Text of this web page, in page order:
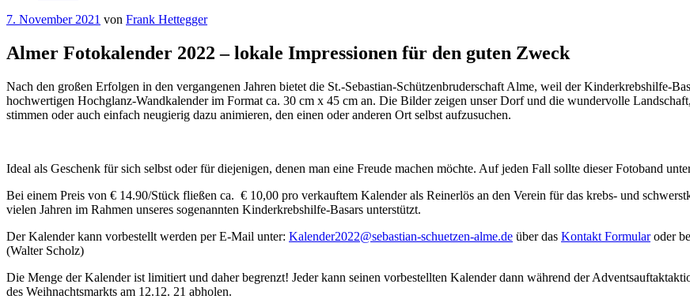
Veröffentlicht
7. November 2021 von Frank Hettegger
Almer Fotokalender 2022 – lokale Impressionen für den guten Zweck
Nach den großen Erfolgen in den vergangenen Jahren bietet die St.-Sebastian-Schützenbruderschaft Alme, weil der Kinderkrebshilfe-
hochwertigen Hochglanz-Wandkalender im Format ca. 30 cm x 45 cm an. Die Bilder zeigen unser Dorf und die wundervolle
stimmen oder auch einfach neugierig dazu animieren, den einen oder anderen Ort selbst aufzusuchen.
Ideal als Geschenk für sich selbst oder für diejenigen, denen man eine Freude machen möchte. Auf jeden Fall sollte dieser Fotoband
Bei einem Preis von € 14.90/Stück fließen ca. € 10,00 pro verkauftem Kalender als Reinerlös an den Verein für das krebs- und
vielen Jahren im Rahmen unseres sogenannten Kinderkrebshilfe-Basars unterstützt.
Der Kalender kann vorbestellt werden per E-Mail unter: Kalender2022@sebastian-schuetzen-alme.de über das Kontakt Formularoder
(Walter Scholz)
Die Menge der Kalender ist limitiert und daher begrenzt! Jeder kann seinen vorbestellten Kalender dann während der
des Weihnachtsmarkts am 12.12. 21 abholen.